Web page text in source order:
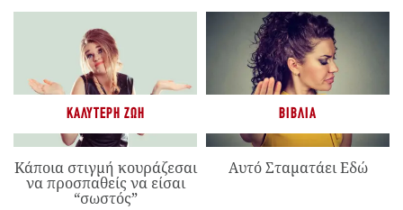
ΚΑΛΎΤΕΡΗ ΖΩΉ
Κάποια στιγμή κουράζεσαι
να προσπαθείς να είσαι
“σωστός”
ΒΙΒΛΊΑ
Αυτό Σταματάει Εδώ